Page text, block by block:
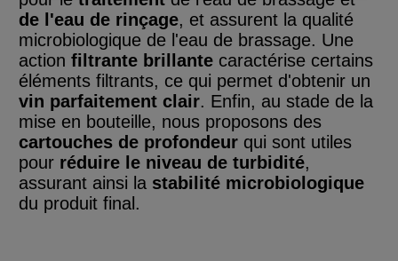
de l'eau de rinçage, et assurent la qualité
microbiologique de l'eau de brassage. Une
action filtrante brillante caractérise certains
éléments filtrants, ce qui permet d'obtenir un
vin parfaitement clair. Enfin, au stade de la
mise en bouteille, nous proposons des
cartouches de profondeur qui sont utiles
pour réduire le niveau de turbidité,
assurant ainsi la stabilité microbiologique
du produit final.